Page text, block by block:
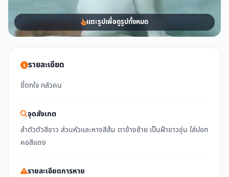
แตะรูปเพื่อดูรูปทั้งหมด
รายละเอียด
ขี้ตกใจ กลัวคน
จุดสังเกต
ลำตัวตัวสีขาว ส่วนหัวและหางสีส้ม ตาข้างซ้าย เป็นฝ้าขาวขุ่น ใส่ปอก
คอสีแดง
รายละเอียดการหาย